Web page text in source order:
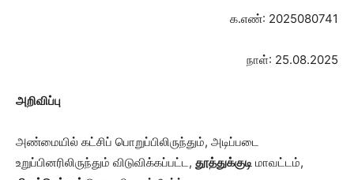
க.எண்: 2025080741
நாள்: 25.08.2025
அறிவிப்பு
அண்மையில் கட்சிப் பொறுப்பிலிருந்தும், அடிப்படை
உறுப்பினரிலிருந்தும் விடுவிக்கப்பட்ட, தூத்துக்குடி மாவட்டம்,